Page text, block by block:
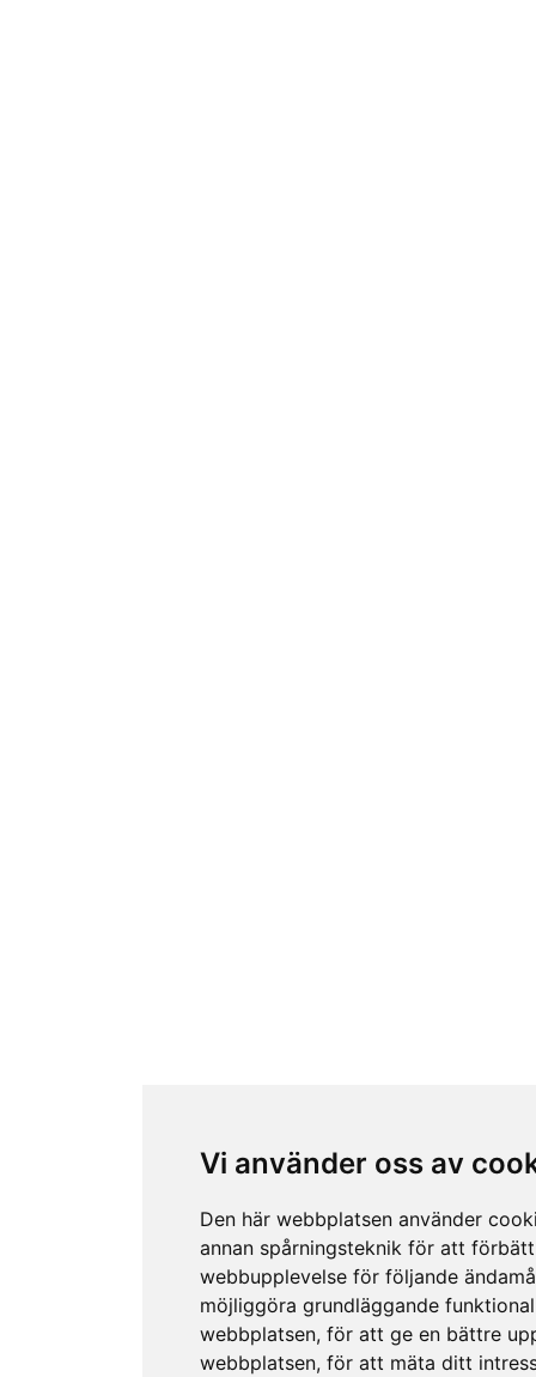
Vi använder oss av
Den här webbplatsen använder
annan spårningsteknik för att
webbupplevelse för följande
möjliggöra grundläggande
webbplatsen, för att ge en bättre
webbplatsen, för att mäta ditt